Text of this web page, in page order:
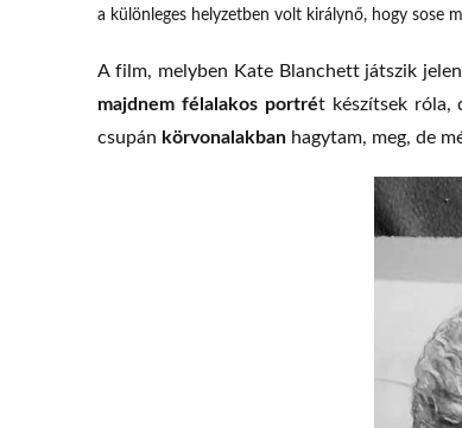
a különleges helyzetben volt királynő, hogy sose
A film, melyben Kate Blanchett játszik
majdnem félalakos portrét készítsek róla,
csupán körvonalakban hagytam, meg, de